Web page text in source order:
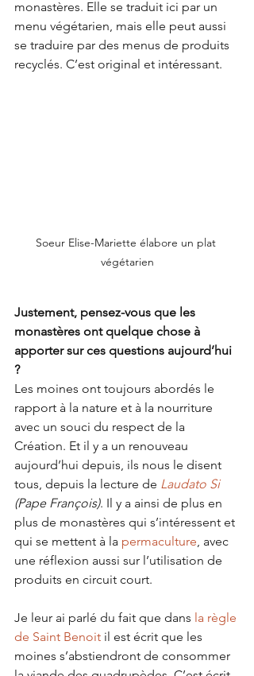
monastères. Elle se traduit ici par un
menu végétarien, mais elle peut aussi
se traduire par des menus de produits
recyclés. C’est original et intéressant.
Soeur Elise-Mariette élabore un plat
végétarien
Justement, pensez-vous que les
monastères ont quelque chose à
apporter sur ces questions aujourd’hui
?
Les moines ont toujours abordés le
rapport à la nature et à la nourriture
avec un souci du respect de la
Création. Et il y a un renouveau
aujourd’hui depuis, ils nous le disent
tous, depuis la lecture de Laudato Si
(Pape François). Il y a ainsi de plus en
plus de monastères qui s’intéressent et
qui se mettent à la permaculture, avec
une réflexion aussi sur l’utilisation de
produits en circuit court.
Je leur ai parlé du fait que dans la règle
de Saint Benoit il est écrit que les
moines s’abstiendront de consommer